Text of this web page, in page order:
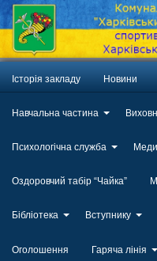
Історія закладу Новини
Навчальна частина
Психологічна служба
Оздоровчий табір “Чайка”
Бібліотека Вступнику
Оголошення Гаряча лінія